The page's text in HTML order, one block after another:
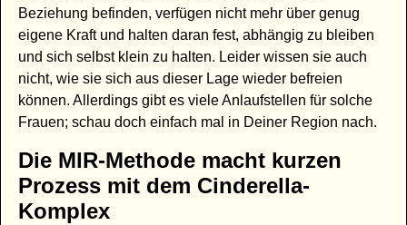
Beziehung befinden, verfügen nicht mehr über genug
eigene Kraft und halten daran fest, abhängig zu bleiben
und sich selbst klein zu halten. Leider wissen sie auch
nicht, wie sie sich aus dieser Lage wieder befreien
können. Allerdings gibt es viele Anlaufstellen für solche
Frauen; schau doch einfach mal in Deiner Region nach.
Die MIR-Methode macht kurzen
Prozess mit dem Cinderella-
Komplex